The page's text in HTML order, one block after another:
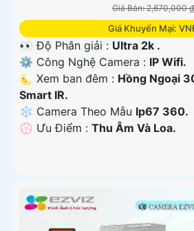
Giá Bán: 2,670,000 ₫
Giá Khuyến Mại:
👀 Độ Phân giải : Ultra 2k .
⚙ Công Nghệ Camera : IP Wifi.
🌜 Xem ban đêm : Hồng Ngoại
Smart IR.
❄ Camera Theo Mẫu Ip67 360.
️💮 Ưu Điểm : Thu Âm Và Loa.